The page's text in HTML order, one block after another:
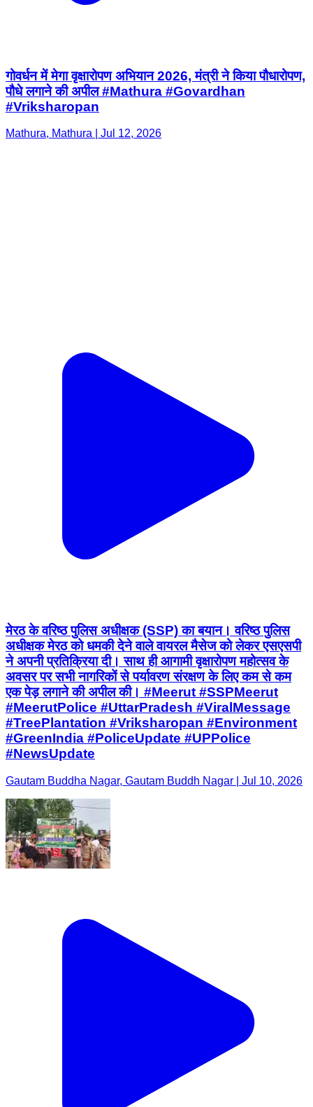
गोवर्धन में मेगा वृक्षारोपण अभियान 2026, मंत्री ने किया पौधारोपण,
पौधे लगाने की अपील #Mathura #Govardhan
#Vriksharopan
Mathura, Mathura | Jul 12, 2026
मेरठ के वरिष्ठ पुलिस अधीक्षक (SSP) का बयान। वरिष्ठ पुलिस
#MeerutPolice #UttarPradesh #ViralMessage
#TreePlantation #Vriksharopan #Environment
#GreenIndia #PoliceUpdate #UPPolice
#NewsUpdate
Gautam Buddha Nagar, Gautam Buddh Nagar | Jul 10, 2026